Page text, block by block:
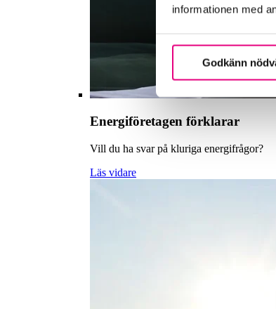
informationen med
Godkänn
Energiföretagen förklarar
Vill du ha svar på kluriga energifrågor?
Läs vidare